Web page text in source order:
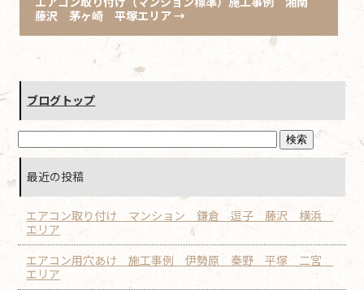
藤沢 茅ヶ崎 平塚エリア→
ブログトップ
最近の投稿
エアコン取り付け マンション 鎌倉 逗子 藤沢 横浜
エリア
エアコン用穴あけ 施工事例 伊勢原 秦野 平塚 二宮
エリア